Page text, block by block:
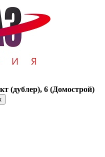
(дублер), 6 (Домострой)